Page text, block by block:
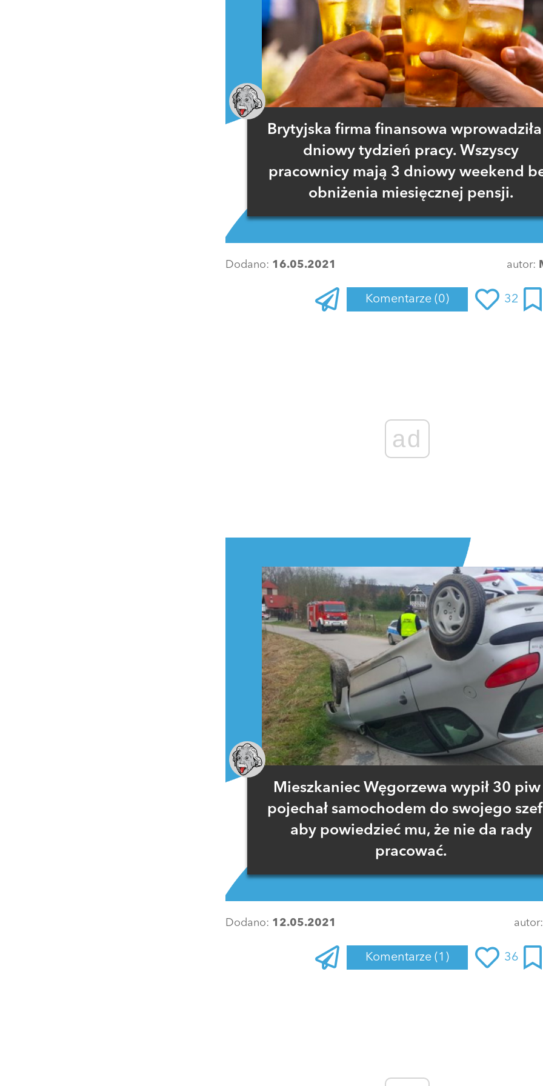
Brytyjska firma finansowa
dniowy tydzień pracy. Wszyscy
pracownicy mają 3 dniowy weekend
obniżenia miesięcznej pensji.
Dodano: 16.05.2021 autor:
Komentarze (0) 32
ad
Mieszkaniec Węgorzewa wypił 30
pojechał samochodem do swojego
aby powiedzieć mu, że nie da rady
pracować.
Dodano: 12.05.2021
Komentarze (1) 36